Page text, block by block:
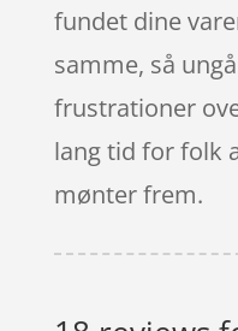
fundet dine
samme, så
frustrationer
lang tid for folk
mønter frem.